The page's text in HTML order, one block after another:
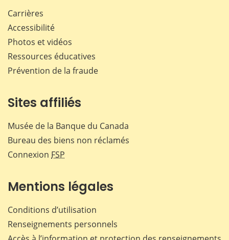
Carrières
Accessibilité
Photos et vidéos
Ressources éducatives
Prévention de la fraude
Sites affiliés
Musée de la Banque du Canada
Bureau des biens non réclamés
Connexion FSP
Mentions légales
Conditions d’utilisation
Renseignements personnels